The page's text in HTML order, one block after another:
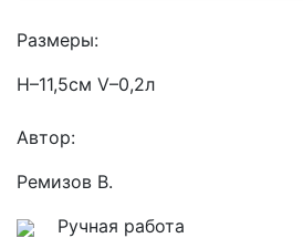
Размеры:
Н–11,5см V–0,2л
Автор:
Ремизов В.
Ручная работа